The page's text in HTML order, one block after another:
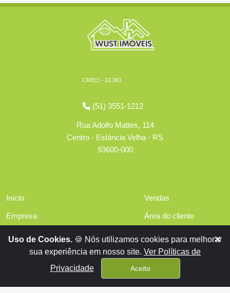
CRECI - 22.361
(51) 3551-1212
Rua Adolfo Mattes, 114
Centro - Estância Velha - RS
93600-000
Início
Empresa
Financiamentos
Vendas
Área do cliente
Contato
Uso de Cookies. 🍪 Nós utilizamos cookies para melhorar
sua experiência em nosso site. Ver Políticas de
Privacidade
Aceito